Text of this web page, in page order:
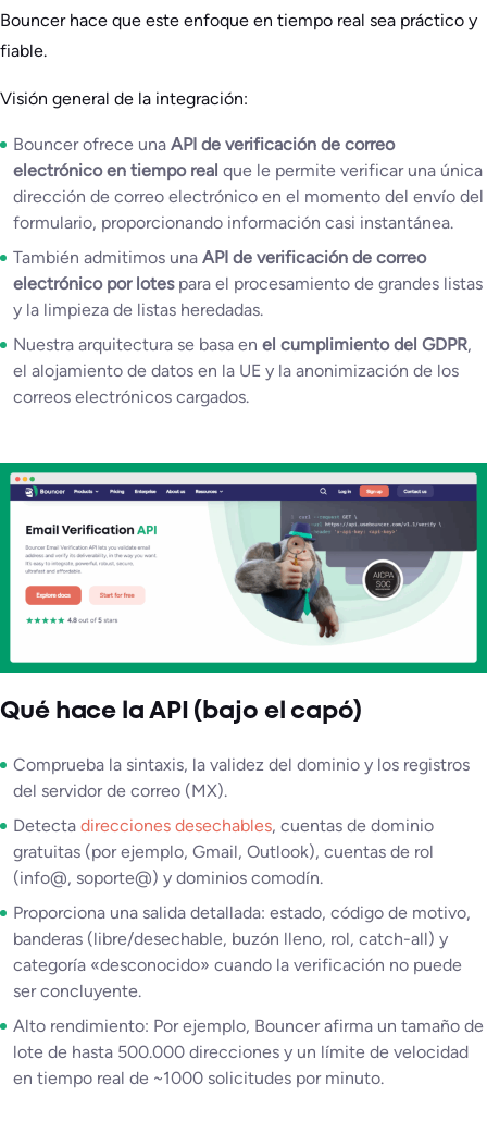
Bouncer hace que este enfoque en tiempo real sea práctico y
fiable.
Visión general de la integración:
Bouncer ofrece una API de verificación de correo
electrónico en tiempo real que le permite verificar una única
dirección de correo electrónico en el momento del envío del
formulario, proporcionando información casi instantánea.
También admitimos una API de verificación de correo
electrónico por lotespara el procesamiento de grandes listas
y la limpieza de listas heredadas.
Nuestra arquitectura se basa en el cumplimiento del GDPR,
el alojamiento de datos en la UE y la anonimización de los
correos electrónicos cargados.
Qué hace la API (bajo el capó)
Comprueba la sintaxis, la validez del dominio y los registros
del servidor de correo (MX).
Detecta direcciones desechables, cuentas de dominio
gratuitas (por ejemplo, Gmail, Outlook), cuentas de rol
(info@, soporte@) y dominios comodín.
Proporciona una salida detallada: estado, código de motivo,
banderas (libre/desechable, buzón lleno, rol, catch-all) y
categoría «desconocido» cuando la verificación no puede
ser concluyente.
Alto rendimiento: Por ejemplo, Bouncer afirma un tamaño de
lote de hasta 500.000 direcciones y un límite de velocidad
en tiempo real de ~1000 solicitudes por minuto.